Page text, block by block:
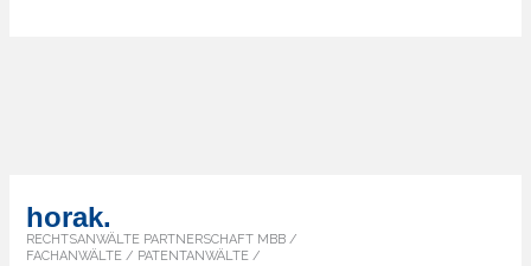
horak.
RECHTSANWÄLTE PARTNERSCHAFT MBB /
FACHANWÄLTE / PATENTANWÄLTE /